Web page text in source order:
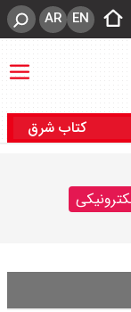
EN
AR
کتاب شرق